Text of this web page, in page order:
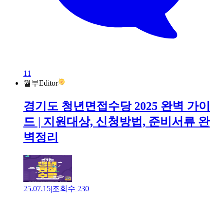
11
월부Editor
경기도 청년면접수당 2025 완벽 가이
드 | 지원대상, 신청방법, 준비서류 완
벽정리
25.07.15|조회수 230